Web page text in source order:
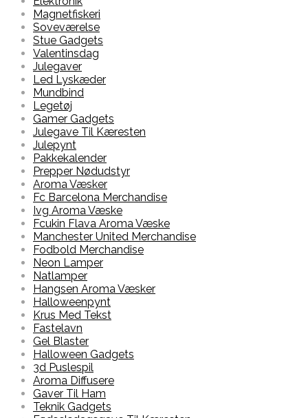
Magnetfiskeri
Soveværelse
Stue Gadgets
Valentinsdag
Julegaver
Led Lyskæder
Mundbind
Legetøj
Gamer Gadgets
Julegave Til Kæresten
Julepynt
Pakkekalender
Prepper Nødudstyr
Aroma Væsker
Fc Barcelona Merchandise
Ivg Aroma Væske
Fcukin Flava Aroma Væske
Manchester United Merchandise
Fodbold Merchandise
Neon Lamper
Natlamper
Hangsen Aroma Væsker
Halloweenpynt
Krus Med Tekst
Fastelavn
Gel Blaster
Halloween Gadgets
3d Puslespil
Aroma Diffusere
Gaver Til Ham
Teknik Gadgets